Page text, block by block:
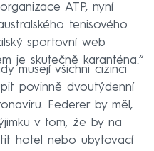
ATP, nyní
tenisového
sportovní web
je skutečně karanténa.“
musejí všichni cizinci
povinně dvoutýdenní
Federer by měl,
v tom, že by na
hotel nebo ubytovací